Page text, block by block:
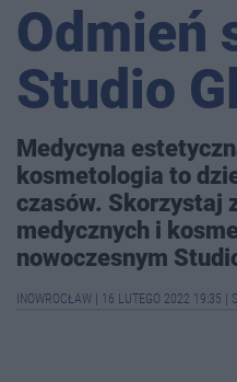
Odmień
Studio
Medycyna
kosmetologia to
czasów. Skorzystaj
medycznych i
nowoczesnym
INOWROCŁAW 16 LUTEGO 2022 19:35